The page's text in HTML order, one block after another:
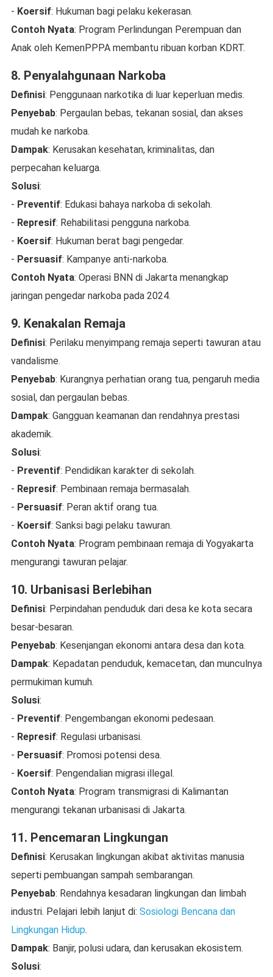
- Koersif: Hukuman bagi pelaku kekerasan.
Contoh Nyata: Program Perlindungan Perempuan dan
Anak oleh KemenPPPA membantu ribuan korban KDRT.
8. Penyalahgunaan Narkoba
Definisi: Penggunaan narkotika di luar keperluan medis.
Penyebab: Pergaulan bebas, tekanan sosial, dan akses
mudah ke narkoba.
Dampak: Kerusakan kesehatan, kriminalitas, dan
perpecahan keluarga.
Solusi:
- Preventif: Edukasi bahaya narkoba di sekolah.
- Represif: Rehabilitasi pengguna narkoba.
- Koersif: Hukuman berat bagi pengedar.
- Persuasif: Kampanye anti-narkoba.
Contoh Nyata: Operasi BNN di Jakarta menangkap
jaringan pengedar narkoba pada 2024.
9. Kenakalan Remaja
Definisi: Perilaku menyimpang remaja seperti tawuran atau
vandalisme.
Penyebab: Kurangnya perhatian orang tua, pengaruh media
sosial, dan pergaulan bebas.
Dampak: Gangguan keamanan dan rendahnya prestasi
akademik.
Solusi:
- Preventif: Pendidikan karakter di sekolah.
- Represif: Pembinaan remaja bermasalah.
- Persuasif: Peran aktif orang tua.
- Koersif: Sanksi bagi pelaku tawuran.
Contoh Nyata: Program pembinaan remaja di Yogyakarta
mengurangi tawuran pelajar.
10. Urbanisasi Berlebihan
Definisi: Perpindahan penduduk dari desa ke kota secara
besar-besaran.
Penyebab: Kesenjangan ekonomi antara desa dan kota.
Dampak: Kepadatan penduduk, kemacetan, dan munculnya
permukiman kumuh.
Solusi:
- Preventif: Pengembangan ekonomi pedesaan.
- Represif: Regulasi urbanisasi.
- Persuasif: Promosi potensi desa.
- Koersif: Pengendalian migrasi illegal.
Contoh Nyata: Program transmigrasi di Kalimantan
mengurangi tekanan urbanisasi di Jakarta.
11. Pencemaran Lingkungan
Definisi: Kerusakan lingkungan akibat aktivitas manusia
seperti pembuangan sampah sembarangan.
Penyebab: Rendahnya kesadaran lingkungan dan limbah
industri. Pelajari lebih lanjut di: Sosiologi Bencana dan
Lingkungan Hidup.
Dampak: Banjir, polusi udara, dan kerusakan ekosistem.
Solusi: